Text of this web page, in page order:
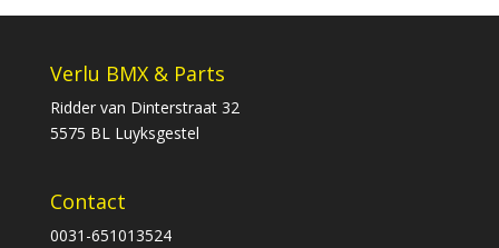
Verlu BMX & Parts
Ridder van Dinterstraat 32
5575 BL Luyksgestel
Contact
0031-651013524